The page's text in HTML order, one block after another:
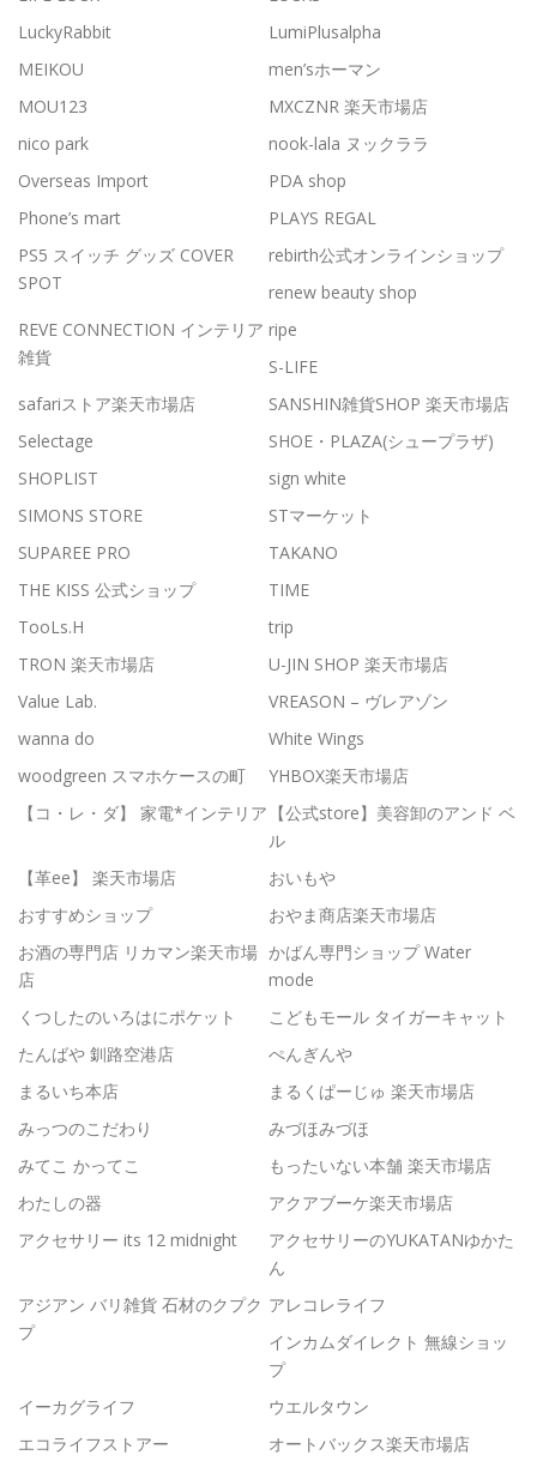
LuckyRabbit
LumiPlusalpha
MEIKOU
men’sホーマン
MOU123
MXCZNR 楽天市場店
nico park
nook-lala ヌックララ
Overseas Import
PDA shop
Phone’s mart
PLAYS REGAL
PS5 スイッチ グッズ COVER
SPOT
rebirth公式オンラインショップ
renew beauty shop
REVE CONNECTION インテリア
雑貨
ripe
S-LIFE
safariストア楽天市場店
SANSHIN雑貨SHOP 楽天市場店
Selectage
SHOE・PLAZA(シュープラザ)
SHOPLIST
sign white
SIMONS STORE
STマーケット
SUPAREE PRO
TAKANO
THE KISS 公式ショップ
TIME
TooLs.H
trip
TRON 楽天市場店
U-JIN SHOP 楽天市場店
Value Lab.
VREASON – ヴレアゾン
wanna do
White Wings
woodgreen スマホケースの町
YHBOX楽天市場店
【コ・レ・ダ】 家電*インテリア 【公式store】美容卸のアンド ベ
ル
【革ee】 楽天市場店
おいもや
おすすめショップ
おやま商店楽天市場店
お酒の専門店 リカマン楽天市場
店
かばん専門ショップ Water
mode
くつしたのいろはにポケット
こどもモール タイガーキャット
たんばや 釧路空港店
ぺんぎんや
まるいち本店
まるくぱーじゅ 楽天市場店
みっつのこだわり
みづほみづほ
みてこ かってこ
もったいない本舗 楽天市場店
わたしの器
アクアブーケ楽天市場店
アクセサリー its 12 midnight
アクセサリーのYUKATANゆかた
ん
アジアン バリ雑貨 石材のクプク
プ
アレコレライフ
インカムダイレクト 無線ショッ
プ
イーカグライフ
ウエルタウン
エコライフストアー
オートバックス楽天市場店